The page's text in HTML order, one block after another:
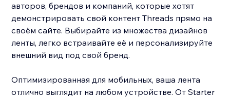
авторов, брендов и компаний, которые хотят
демонстрировать свой контент Threads прямо на
своём сайте. Выбирайте из множества дизайнов
ленты, легко встраивайте её и персонализируйте
внешний вид под свой бренд.
Оптимизированная для мобильных, ваша лента
отлично выглядит на любом устройстве. От Starter